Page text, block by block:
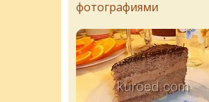
фотографиями